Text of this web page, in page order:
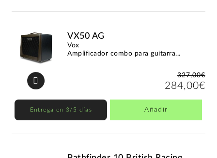
VX50 AG
Vox
Amplificador combo para guitarra...
327,00€
284,00€
Entrega en 3/5 días Añadir